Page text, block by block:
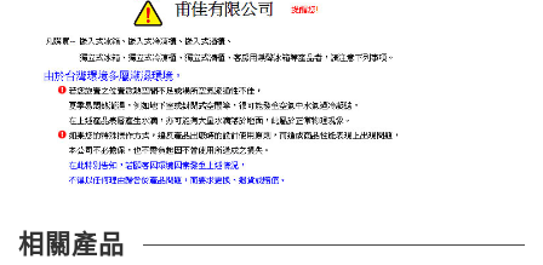
相關產品